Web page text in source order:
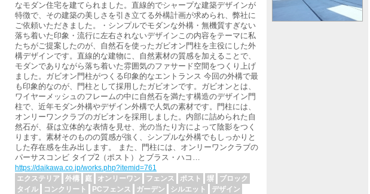
なモダン住宅を建てられました。直線的でシャープな建築デザインが
特徴で、その建築の美しさを引き立てる外構計画が求められ、弊社に
ご依頼いただきました。・シンプルでモダンな外構・無機質すぎない
落ち着いた印象・流行に左右されないデザインこの内容をテーマに私
たちがご提案したのが、自然石を使ったガビオン門柱を主役にした外
構デザインです。直線的な建物に、自然素材の質感を加えることで、
モダンでありながら落ち着いた雰囲気のファサード空間をつくり上げ
ました。ガビオン門柱がつくる印象的なエントランス 今回の外構で最
も印象的なのが、門柱として採用したガビオンです。ガビオンとは、
ワイヤーメッシュのフレームの中に自然石を満たす構造のデザイン門
柱で、近年モダン外構やデザイン外構で人気の素材です。門柱には、
オンリーワンクラブのガビオンを採用しました。内部に詰められた自
然石が、昼は立体的な表情を見せ、光の当たり方によって陰影をつく
ります。素材そのものの質感が強く、シンプルな外構でもしっかりと
した存在感を生み出します。 また、門柱には、オンリーワンクラブの
パーサスコンビ タイプ2（ポスト）とブラス・ハコ…
https://daikawa.co.jp/works.php?itemid=761
エクステリア
外構 庭 オンリーワン フェンス ポスト 塀
ブロック
タイル
コンクリート PCフェンス ガーデン シルエット
デザイン